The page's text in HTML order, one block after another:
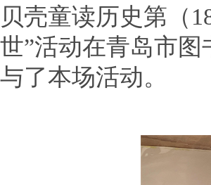
贝壳童读历史第（
世”活动在青岛市
与了本场活动。